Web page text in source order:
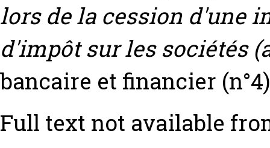
lors de la cession d'une
d'impôt sur les sociétés
bancaire et financier
Full text not available